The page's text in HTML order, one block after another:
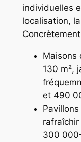
individuelles
localisation,
Maisons
130 m²,
et 490
rafraîchir
300